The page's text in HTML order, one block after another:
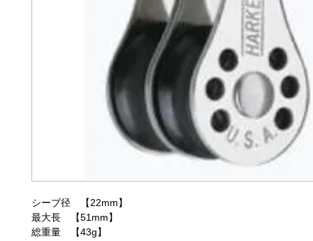
シーブ径 【22mm】
最大長 【51mm】
総重量 【43g】